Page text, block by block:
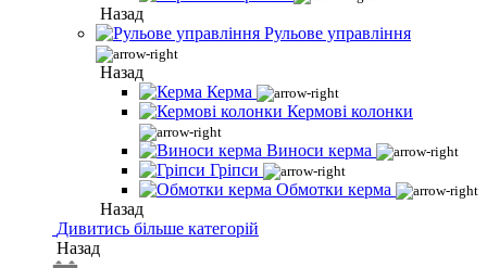
Назад
Рульове управління
Назад
Керма
Кермові колонки
Виноси керма
Гріпси
Обмотки керма
Назад
Дивитись більше категорій
Назад